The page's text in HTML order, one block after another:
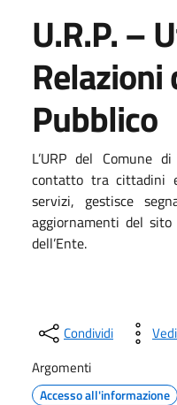
U.R.P. –
Relazioni
Pubblico
L’URP del Comune
contatto tra cittadini
servizi, gestisce
aggiornamenti del
dell’Ente.
Condividi
Argomenti
Accesso all'informazione